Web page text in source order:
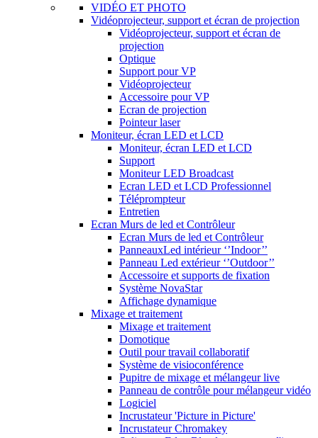
VIDÉO ET PHOTO
Vidéoprojecteur, support et écran de projection
Vidéoprojecteur, support et écran de
projection
Optique
Support pour VP
Vidéoprojecteur
Accessoire pour VP
Ecran de projection
Pointeur laser
Moniteur, écran LED et LCD
Moniteur, écran LED et LCD
Support
Moniteur LED Broadcast
Ecran LED et LCD Professionnel
Téléprompteur
Entretien
Ecran Murs de led et Contrôleur
Ecran Murs de led et Contrôleur
PanneauxLed intérieur ‘’Indoor’’
Panneau Led extérieur ‘’Outdoor’’
Accessoire et supports de fixation
Système NovaStar
Affichage dynamique
Mixage et traitement
Mixage et traitement
Domotique
Outil pour travail collaboratif
Système de visioconférence
Pupitre de mixage et mélangeur live
Panneau de contrôle pour mélangeur vidéo
Logiciel
Incrustateur 'Picture in Picture'
Incrustateur Chromakey